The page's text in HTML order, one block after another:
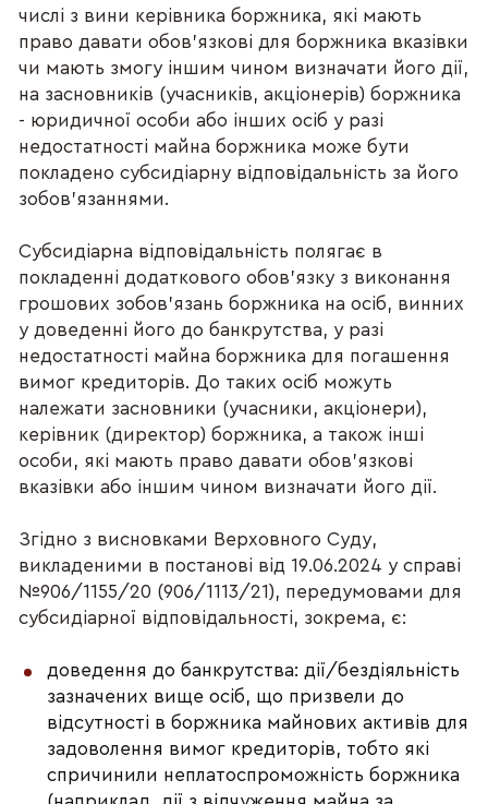
числі з вини керівника боржника, які мають
право давати обов’язкові для боржника вказівки
чи мають змогу іншим чином визначати його дії,
на засновників (учасників, акціонерів) боржника
- юридичної особи або інших осіб у разі
недостатності майна боржника може бути
покладено субсидіарну відповідальність за його
зобов’язаннями.
Субсидіарна відповідальність полягає в
покладенні додаткового обов’язку з виконання
грошових зобов’язань боржника на осіб, винних
у доведенні його до банкрутства, у разі
недостатності майна боржника для погашення
вимог кредиторів. До таких осіб можуть
належати засновники (учасники, акціонери),
керівник (директор) боржника, а також інші
особи, які мають право давати обов’язкові
вказівки або іншим чином визначати його дії.
Згідно з висновками Верховного Суду,
викладеними в постанові від 19.06.2024 у справі
№906/1155/20 (906/1113/21), передумовами для
субсидіарної відповідальності, зокрема, є:
доведення до банкрутства: дії/бездіяльність
зазначених вище осіб, що призвели до
відсутності в боржника майнових активів для
задоволення вимог кредиторів, тобто які
спричинили неплатоспроможність боржника